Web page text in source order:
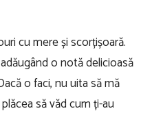
cu mere și scorțișoară.
o notă delicioasă
o faci, nu uita să mă
să văd cum ți-au